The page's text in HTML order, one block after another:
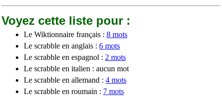
Voyez cette liste pour :
Le Wiktionnaire français : 8 mots
Le scrabble en anglais : 6 mots
Le scrabble en espagnol : 2 mots
Le scrabble en italien : aucun mot
Le scrabble en allemand : 4 mots
Le scrabble en roumain : 7 mots